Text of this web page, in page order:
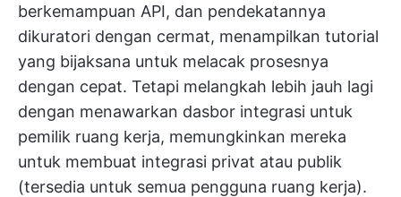
berkemampuan API, dan pendekatannya
dikuratori dengan cermat, menampilkan tutorial
yang bijaksana untuk melacak prosesnya
dengan cepat. Tetapi melangkah lebih jauh lagi
dengan menawarkan dasbor integrasi untuk
pemilik ruang kerja, memungkinkan mereka
untuk membuat integrasi privat atau publik
(tersedia untuk semua pengguna ruang kerja).